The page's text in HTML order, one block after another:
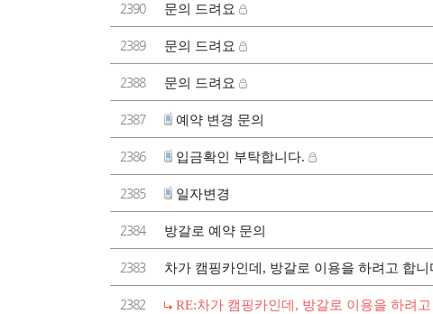
2390 문의 드려요
2389 문의 드려요
2388 문의 드려요
2387 예약 변경 문의
2386 입금확인 부탁합니다.
2385 일자변경
2384 방갈로 예약 문의
2383 차가 캠핑카인데, 방갈로 이용을 하려고 합
2382 RE:차가 캠핑카인데, 방갈로 이용을 하려